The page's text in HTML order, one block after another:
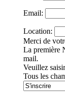
Email:
Location:
Merci de
La première
mail.
Veuillez
Tous les